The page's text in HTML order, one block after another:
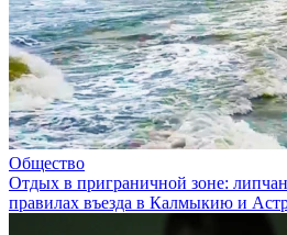
Общество
Отдых в приграничной зоне:
правилах въезда в Калмыкию и